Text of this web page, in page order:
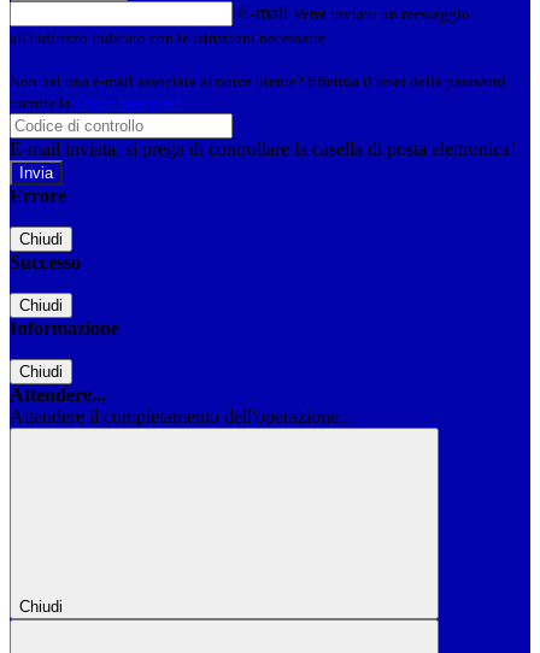
E-mail Verrà inviato un messaggio
all'indirizzo indicato con le istruzioni necessarie.
Non hai una e-mail associata al nome utente? Effettua il reset della password
tramite la Login Spaggiari
E-mail inviata, si prega di controllare la casella di posta elettronica!
Errore
Chiudi
Successo
Chiudi
Informazione
Chiudi
Attendere...
Attendere il completamento dell'operazione...
Chiudi